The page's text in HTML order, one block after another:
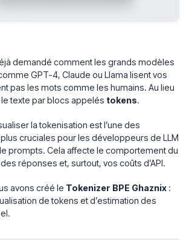
demandé comment les grands modèles
GPT-4, Claude ou Llama lisent vos
pas les mots comme les humains. Au lieu
texte par blocs appelés tokens.
la tokenisation est l’une des
cruciales pour les développeurs de LLM
prompts. Cela affecte le comportement du
réponses et, surtout, vos coûts d’API.
avons créé le Tokenizer BPE Ghaznix :
de tokens et d’estimation des